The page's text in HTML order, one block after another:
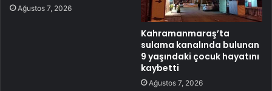
Ağustos 7, 2026
Kahramanmaraş’ta
sulama kanalında bulunan
9 yaşındaki çocuk hayatını
kaybetti
Ağustos 7, 2026